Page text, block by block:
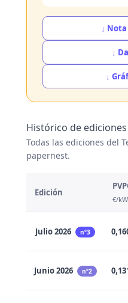
↓
↓
↓
Histórico de ediciones
Todas las ediciones del
papernest.
Edición
€/
Julio 2026 nº3
Junio 2026 nº2